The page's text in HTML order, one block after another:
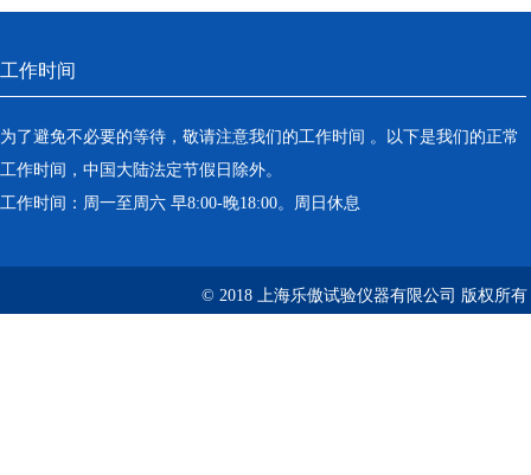
工作时间
为了避免不必要的等待，敬请注意我们的工作时间 。以下是我们的正常
工作时间，中国大陆法定节假日除外。
工作时间：周一至周六 早8:00-晚18:00。周日休息
© 2018 上海乐傲试验仪器有限公司 版权所